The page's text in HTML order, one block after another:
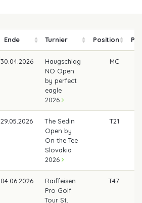
Ende Turnier Position
30.04.2026
Haugschlag
NÖ Open
by perfect
eagle
2026
MC
29.05.2026
The Sedin
Open by
On the Tee
Slovakia
2026
T21
04.06.2026
Raiffeisen
Pro Golf
Tour St.
T47